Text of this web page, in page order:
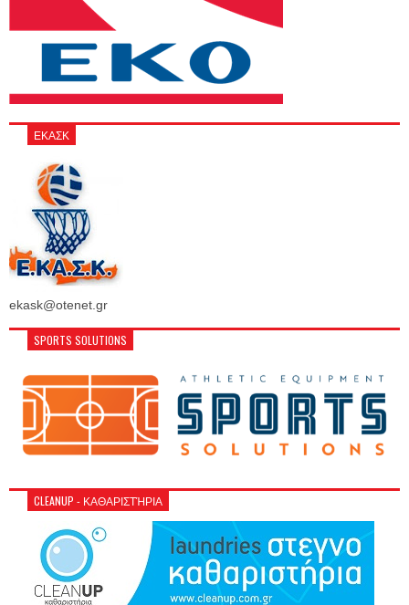
ΕΚΑΣΚ
ekask@otenet.gr
SPORTS SOLUTIONS
CLEANUP - ΚΑΘΑΡΙΣΤΉΡΙΑ